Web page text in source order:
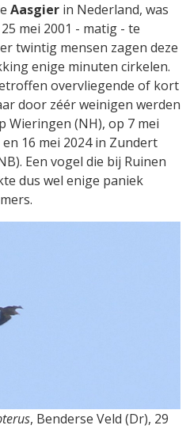
Aasgier in Nederland, was
mei 2001 - matig - te
twintig mensen zagen deze
enige minuten cirkelen.
overvliegende of kort
door zéér weinigen werden
Wieringen (NH), op 7 mei
16 mei 2024 in Zundert
Een vogel die bij Ruinen
dus wel enige paniek
, Benderse Veld (Dr), 29